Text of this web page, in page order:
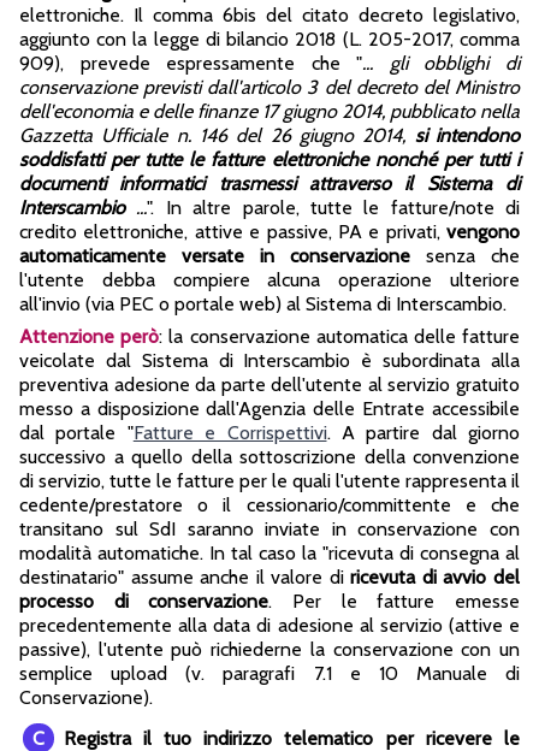
elettroniche. Il comma 6bis del citato decreto legislativo,
aggiunto con la legge di bilancio 2018 (L. 205-2017, comma
909), prevede espressamente che "... gli obblighi di
conservazione previsti dall'articolo 3 del decreto del Ministro
dell'economia e delle finanze 17 giugno 2014, pubblicato nella
Gazzetta Ufficiale n. 146 del 26 giugno 2014, si intendono
soddisfatti per tutte le fatture elettroniche nonché per tutti i
documenti informatici trasmessi attraverso il Sistema di
Interscambio...". In altre parole, tutte le fatture/note di
credito elettroniche, attive e passive, PA e privati, vengono
automaticamente versate in conservazione senza che
l'utente debba compiere alcuna operazione ulteriore
all'invio (via PEC o portale web) al Sistema di Interscambio.
Attenzione però: la conservazione automatica delle fatture
veicolate dal Sistema di Interscambio è subordinata alla
preventiva adesione da parte dell'utente al servizio gratuito
messo a disposizione dall'Agenzia delle Entrate accessibile
dal portale "Fatture e Corrispettivi. A partire dal giorno
successivo a quello della sottoscrizione della convenzione
di servizio, tutte le fatture per le quali l'utente rappresenta il
cedente/prestatore o il cessionario/committente e che
transitano sul SdI saranno inviate in conservazione con
modalità automatiche. In tal caso la "ricevuta di consegna al
destinatario" assume anche il valore diricevuta di avvio del
processo di conservazione. Per le fatture emesse
precedentemente alla data di adesione al servizio (attive e
passive), l'utente può richiederne la conservazione con un
semplice upload (v. paragrafi 7.1 e 10 Manuale di
Conservazione).
C
Registra il tuo indirizzo telematico per ricevere le